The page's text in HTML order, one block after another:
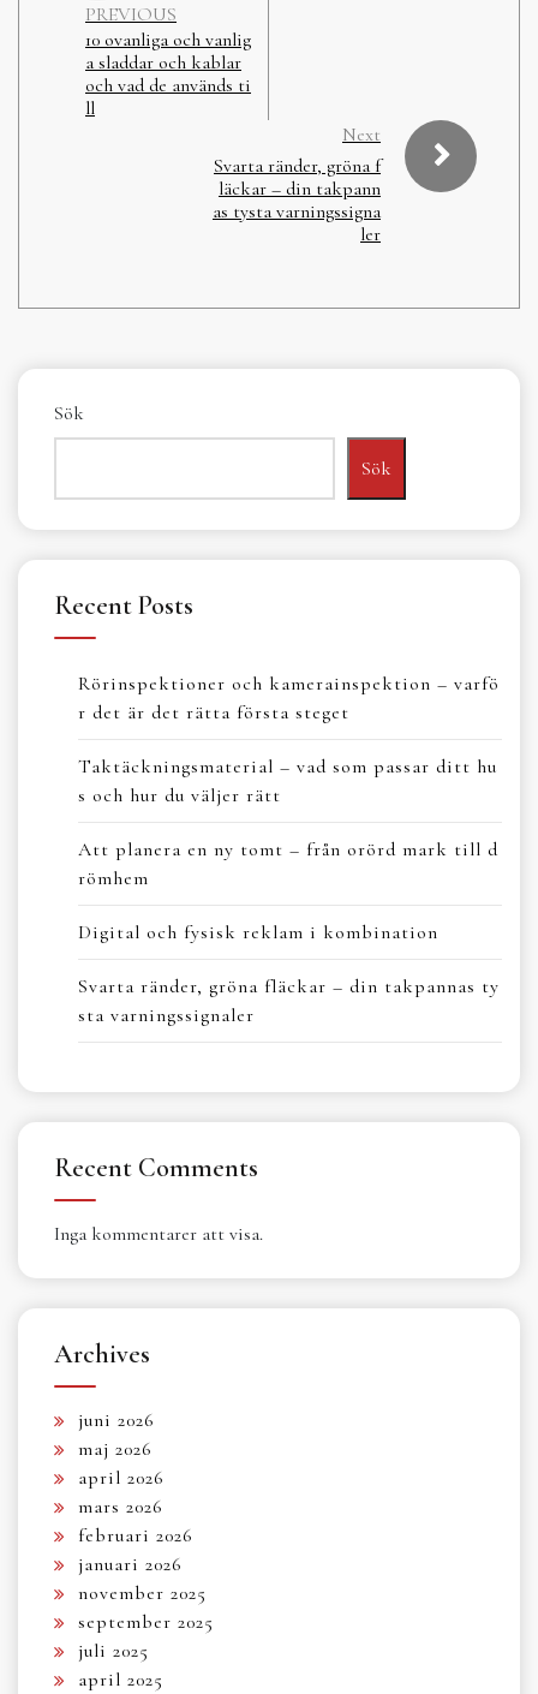
PREVIOUS
10 ovanliga och vanlig
a sladdar och kablar
och vad de används ti
ll
Next
Svarta ränder, gröna f
läckar – din takpann
as tysta varningssigna
ler
Sök
Sök
Recent Posts
Rörinspektioner och kamerainspektion – varfö
r det är det rätta första steget
Taktäckningsmaterial – vad som passar ditt hu
s och hur du väljer rätt
Att planera en ny tomt – från orörd mark till d
römhem
Digital och fysisk reklam i kombination
Svarta ränder, gröna fläckar – din takpannas ty
sta varningssignaler
Recent Comments
Inga kommentarer att visa.
Archives
juni 2026
maj 2026
april 2026
mars 2026
februari 2026
januari 2026
november 2025
september 2025
juli 2025
april 2025